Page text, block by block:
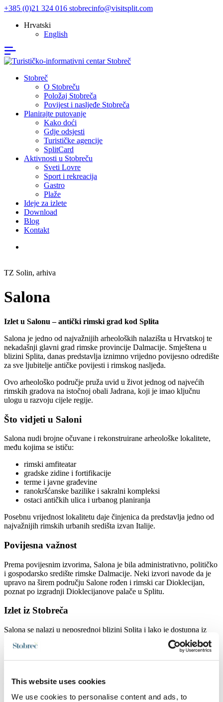
This website uses cookies
We use cookies to personalise content and ads, to
+385 (0)21 324 016 stobrecinfo@visitsplit.com
Hrvatski
English
Stobreč
O Stobreču
Položaj Stobreča
Povijest i nasljeđe Stobreča
Planirajte putovanje
Kako doći
Gdje odsjesti
Turističke agencije
SplitCard
Aktivnosti u Stobreču
Sveti Lovre
Sport i rekreacija
Gastro
Plaže
Ideje za izlete
Download
Blog
Kontakt
TZ Solin, arhiva
Salona
Izlet u Salonu – antički rimski grad kod Splita
Salona je jedno od najvažnijih arheoloških nalazišta u Hrvatskoj te
nekadašnji glavni grad rimske provincije Dalmacije. Smještena u
blizini Splita, danas predstavlja iznimno vrijedno povijesno odredište
za sve ljubitelje antičke povijesti i rimskog nasljeđa.
Ovo arheološko područje pruža uvid u život jednog od najvećih
rimskih gradova na istočnoj obali Jadrana, koji je imao ključnu
ulogu u razvoju cijele regije.
Što vidjeti u Saloni
Salona nudi brojne očuvane i rekonstruirane arheološke lokalitete,
među kojima se ističu:
rimski amfiteatar
gradske zidine i fortifikacije
terme i javne građevine
ranokršćanske bazilike i sakralni kompleksi
ostaci antičkih ulica i urbanog planiranja
Posebnu vrijednost lokalitetu daje činjenica da predstavlja jedno od
najvažnijih rimskih urbanih središta izvan Italije.
Povijesna važnost
Prema povijesnim izvorima, Salona je bila administrativno, političko
i gospodarsko središte rimske Dalmacije. Neki izvori navode da je
upravo na širem području Salone rođen i rimski car Dioklecijan,
poznat po izgradnji Dioklecijanove palače u Splitu.
Izlet iz Stobreča
Salona se nalazi u neposrednoj blizini Splita i lako je dostupna iz
Stobreča, što je čini idealnim poludnevnim ili cjelodnevnim izletom
tijekom boravka na obali.
Web:www.solin-info.com